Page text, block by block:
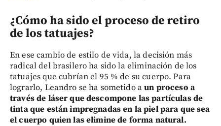
¿Cómo ha sido el proceso de retiro
de los tatuajes?
En ese cambio de estilo de vida, la decisión más
radical del brasilero ha sido la eliminación de los
tatuajes que cubrían el 95 % de su cuerpo. Para
lograrlo, Leandro se ha sometido aun proceso a
través de láser que descompone las partículas de
tinta que están impregnadas en la piel para que sea
el cuerpo quien las elimine de forma natural.